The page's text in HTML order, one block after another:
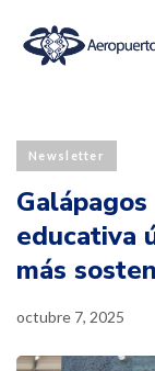
IN:
Newsletter
educativa
más
on:
octubre 7, 2025